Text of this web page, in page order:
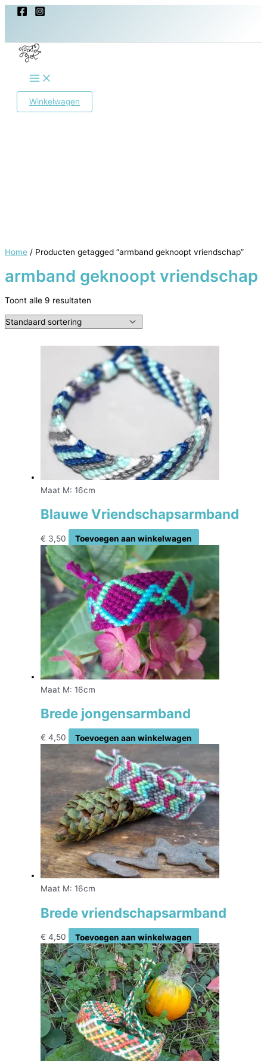
inhoud
Main
Menu
Winkelwagen
Home / Producten getagged “armband geknoopt vriendschap”
armband geknoopt vriendschap
Toont alle 9 resultaten
Maat M: 16cm
Blauwe Vriendschapsarmband
€ 3,50 Toevoegen aan winkelwagen
Maat M: 16cm
Brede jongensarmband
€ 4,50 Toevoegen aan winkelwagen
Maat M: 16cm
Brede vriendschapsarmband
€ 4,50 Toevoegen aan winkelwagen